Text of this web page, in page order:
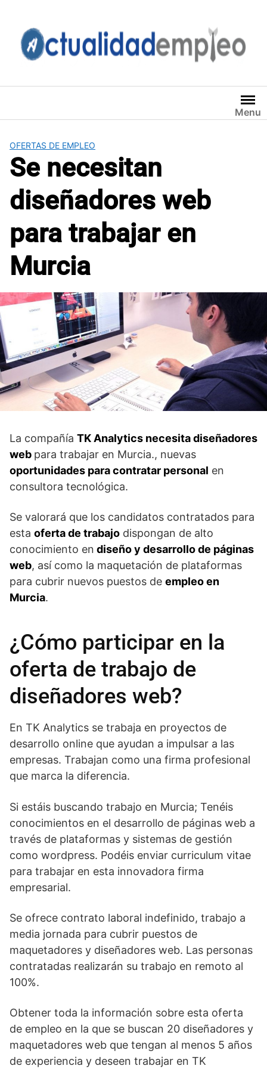
contenido
Menu
OFERTAS DE EMPLEO
Se necesitan
diseñadores web
para trabajar en
Murcia
La compañía TK Analytics necesita diseñadores
web para trabajar en Murcia., nuevas
oportunidades para contratar personal en
consultora tecnológica.
Se valorará que los candidatos contratados para
esta oferta de trabajo dispongan de alto
conocimiento en diseño y desarrollo de páginas
web, así como la maquetación de plataformas
para cubrir nuevos puestos de empleo en
Murcia.
¿Cómo participar en la
oferta de trabajo de
diseñadores web?
En TK Analytics se trabaja en proyectos de
desarrollo online que ayudan a impulsar a las
empresas. Trabajan como una firma profesional
que marca la diferencia.
Si estáis buscando trabajo en Murcia; Tenéis
conocimientos en el desarrollo de páginas web a
través de plataformas y sistemas de gestión
como wordpress. Podéis enviar curriculum vitae
para trabajar en esta innovadora firma
empresarial.
Se ofrece contrato laboral indefinido, trabajo a
media jornada para cubrir puestos de
maquetadores y diseñadores web. Las personas
contratadas realizarán su trabajo en remoto al
100%.
Obtener toda la información sobre esta oferta
de empleo en la que se buscan 20 diseñadores y
maquetadores web que tengan al menos 5 años
de experiencia y deseen trabajar en TK